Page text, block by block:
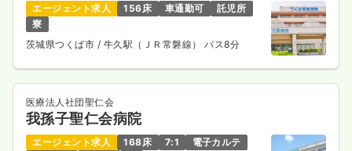
※経験8年の例
時間 8:30～17:30
4週8休以上
ブランク可 月給23万円以上可
2交代（常勤） 一時募集休止
エージェント求人 156床 車通勤可
託児所
寮
茨城県つくば市 / 牛久駅（ＪＲ常磐線） バス8分
医療法人社団聖仁会
我孫子聖仁会病院
エージェント求人 168床 7:1
電子カルテ